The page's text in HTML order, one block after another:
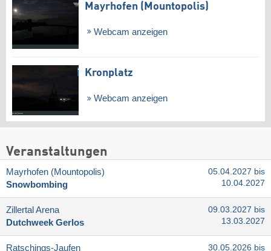
Mayrhofen (Mountopolis)
Webcam anzeigen
Kronplatz
Webcam anzeigen
Veranstaltungen
Mayrhofen (Mountopolis)
Snowbombing
05.04.2027 bis
10.04.2027
Zillertal Arena
Dutchweek Gerlos
09.03.2027 bis
13.03.2027
Ratschings-Jaufen 30.05.2026 bis